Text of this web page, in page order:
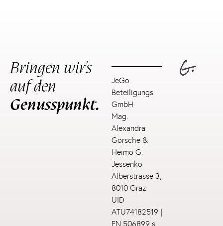
Bringen wir's
auf den
Genusspunkt.
JeGo
Beteiligungs
GmbH
Mag.
Alexandra
Gorsche &
Heimo G.
Jessenko
Alberstrasse 3,
8010 Graz
UID
ATU74182519 |
FN 506899 s